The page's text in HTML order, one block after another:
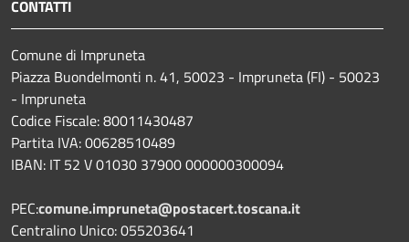
CONTATTI
Comune di Impruneta
Piazza Buondelmonti n. 41, 50023 - Impruneta (FI) - 50023
- Impruneta
Codice Fiscale: 80011430487
Partita IVA: 00628510489
IBAN: IT 52 V 01030 37900 000000300094
PEC:comune.impruneta@postacert.toscana.it
Centralino Unico: 055203641